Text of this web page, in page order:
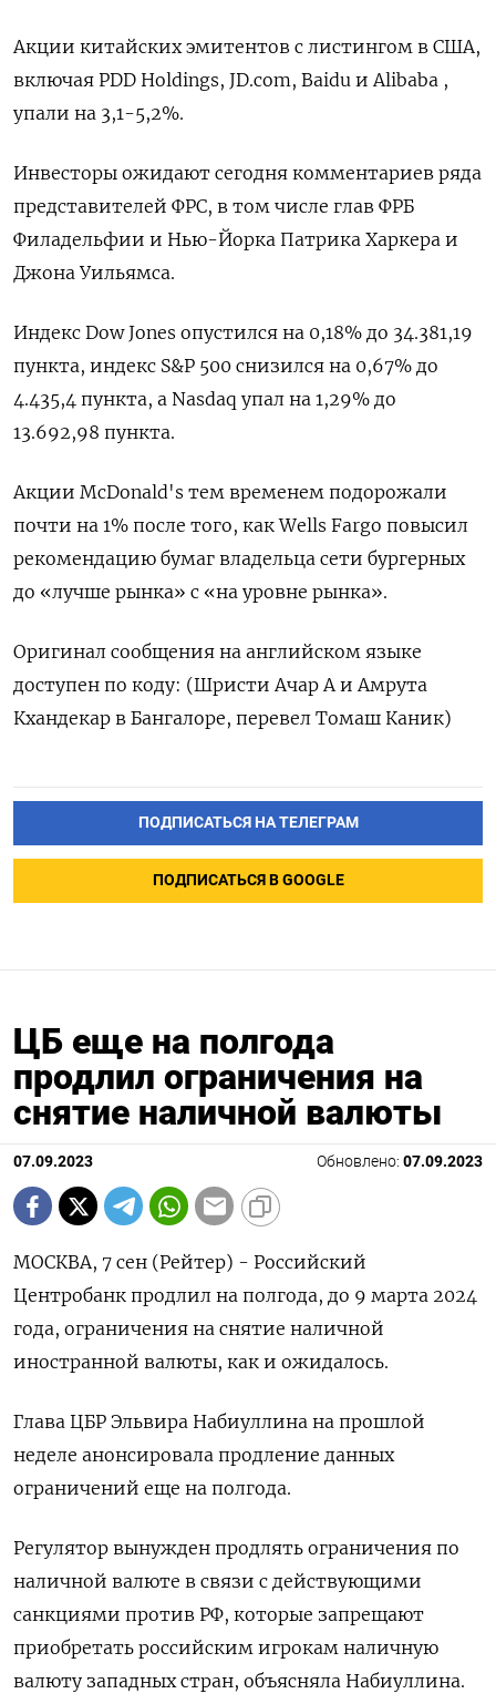
Подписывайтесь на The Moscow
Times в Telegram —
@moscowtimes_ru
Акции китайских эмитентов с листингом в США,
включая PDD Holdings, JD.com, Baidu и Alibaba ,
упали на 3,1-5,2%.
Инвесторы ожидают сегодня комментариев ряда
представителей ФРС, в том числе глав ФРБ
Филадельфии и Нью-Йорка Патрика Харкера и
Джона Уильямса.
Индекс Dow Jones опустился на 0,18% до 34.381,19
пункта, индекс S&P 500 снизился на 0,67% до
4.435,4​ пункта, а Nasdaq упал на 1,29% до
13.692,98 пункта.
Акции McDonald's тем временем подорожали
почти на 1% после того, как Wells Fargo повысил
рекомендацию бумаг владельца сети бургерных
до «лучше рынка» с «на уровне рынка».
Оригинал сообщения на английском языке
доступен по коду: (Шристи Ачар А и Амрута
Кхандекар в Бангалоре, перевел Томаш Каник)
ПОДПИСАТЬСЯ НА ТЕЛЕГРАМ
ПОДПИСАТЬСЯ В GOOGLE
ЦБ еще на полгода
продлил ограничения на
снятие наличной валюты
07.09.2023 Обновлено: 07.09.2023
МОСКВА, 7 сен (Рейтер) - Российский
Центробанк продлил на полгода, до 9 марта 2024
года, ограничения на снятие наличной
иностранной валюты, как и ожидалось.
Глава ЦБР Эльвира Набиуллина на прошлой
неделе анонсировала продление данных
ограничений еще на полгода.
Регулятор вынужден продлять ограничения по
наличной валюте в связи с действующими
санкциями против РФ, которые запрещают
приобретать российским игрокам наличную
валюту западных стран, объясняла Набиуллина.